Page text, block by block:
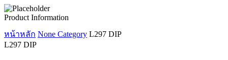
Product Information
หน้าหลัก None Category L297 DIP
L297 DIP